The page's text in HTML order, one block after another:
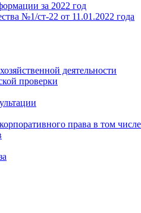
за 2022 год
№1/ст-22 от 11.01.2022 года
деятельности
проверки
права в том